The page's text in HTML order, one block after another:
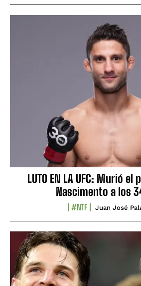
LUTO EN LA UFC: Murió el
Nascimento a los
#NTF Juan José